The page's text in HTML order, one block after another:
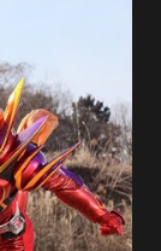
konflik
,
menculik
menghidupi